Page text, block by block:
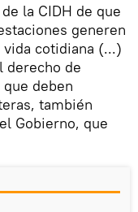
la CIDH de que
generen
cotidiana (...)
derecho de
deben
también
Gobierno, que